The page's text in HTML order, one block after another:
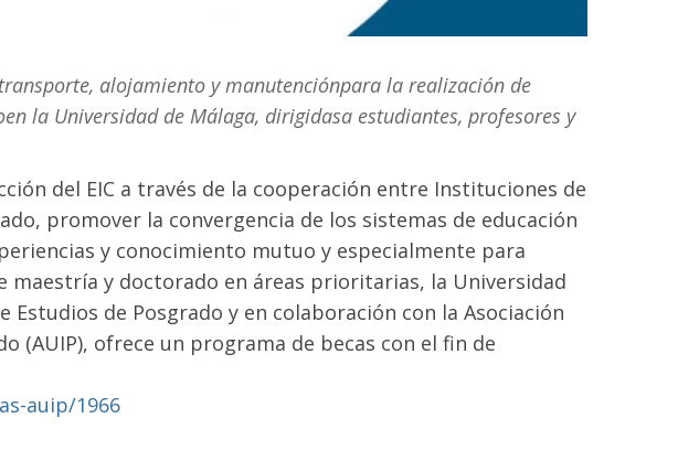
alojamiento y manutenciónpara la realización de
la Universidad de Málaga, dirigidasa estudiantes, profesores y
del EIC a través de la cooperación entre Instituciones de
promover la convergencia de los sistemas de educación
y conocimiento mutuo y especialmente para
y doctorado en áreas prioritarias, la Universidad
Estudios de Posgrado y en colaboración con la Asociación
(AUIP), ofrece un programa de becas con el fin de
auip/1966